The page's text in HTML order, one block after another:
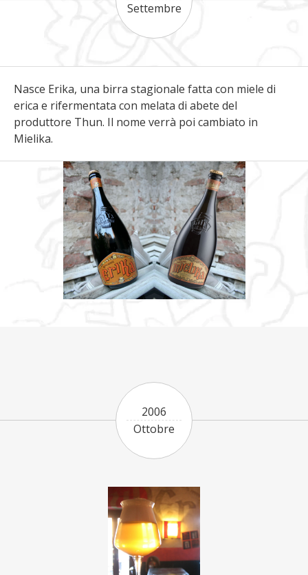
Settembre
Nasce Erika, una birra stagionale fatta con miele di
erica e rifermentata con melata di abete del
produttore Thun. Il nome verrà poi cambiato in
Mielika.
2006
Ottobre